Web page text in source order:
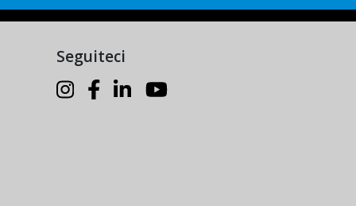
Seguiteci